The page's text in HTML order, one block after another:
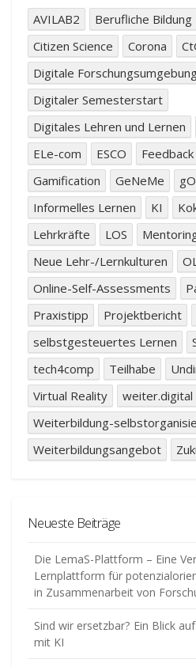
AVILAB2 Berufliche Bildung
Citizen Science
Corona
Digitale
Digitaler Semesterstart
Digitales Lehren und Lernen
ELe-com
ESCO Feedback
Gamification
GeNeMe
Informelles Lernen
KI
Lehrkräfte
LOS
Neue Lehr-/Lernkulturen
Online-Self-Assessments
Praxistipp
Projektbericht
selbstgesteuertes Lernen
tech4comp
Teilhabe
Virtual Reality
weiter.digital
Weiterbildung-
Weiterbildungsangebot
Neueste Beiträge
Die LemaS-Plattform – Eine
Lernplattform für
in Zusammenarbeit von
Sind wir ersetzbar? Ein Blick
mit KI